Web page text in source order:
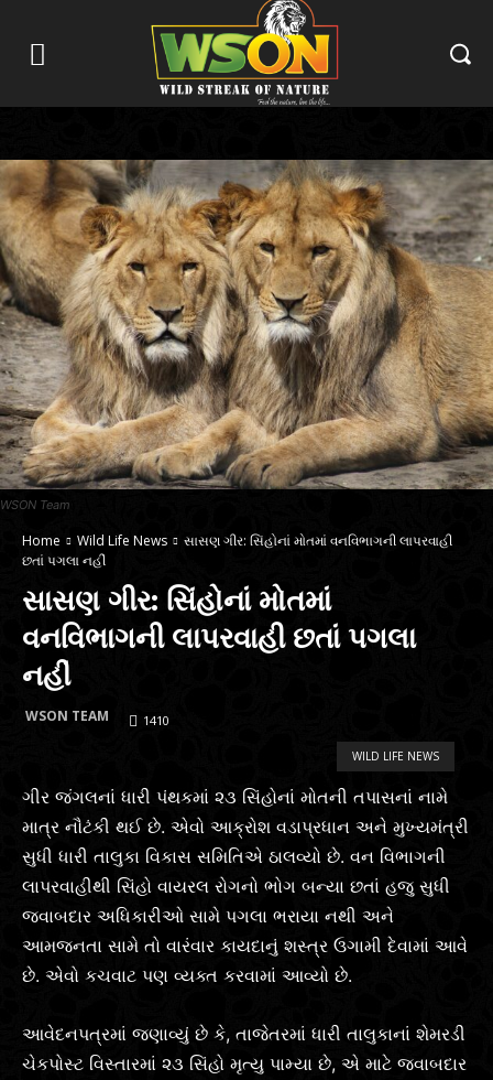
WSON Team
Home Wild Life News
સાસણ ગીર: સિંહોનાં મોતમાં વનવિભાગની લાપરવાહી
છતાં પગલા નહીં
સાસણ ગીર: સિંહોનાં મોતમાં
વનવિભાગની લાપરવાહી છતાં પગલા
નહીં
WSON TEAM 1410
WILD LIFE NEWS
ગીર જંગલનાં ધારી પંથકમાં ૨૩ સિંહોનાં મોતની તપાસનાં નામે
માત્ર નૌટંકી થઈ છે. એવો આક્રોશ વડાપ્રધાન અને મુખ્યમંત્રી
સુધી ધારી તાલુકા વિકાસ સમિતિએ ઠાલવ્યો છે. વન વિભાગની
લાપરવાહીથી સિંહો વાયરલ રોગનો ભોગ બન્યા છતાં હજુ સુધી
જવાબદાર અધિકારીઓ સામે પગલા ભરાયા નથી અને
આમજનતા સામે તો વારંવાર કાયદાનું શસ્ત્ર ઉગામી દેવામાં આવે
છે. એવો કચવાટ પણ વ્યક્ત કરવામાં આવ્યો છે.
આવેદનપત્રમાં જણાવ્યું છે કે, તાજેતરમાં ધારી તાલુકાનાં શેમરડી
ચેકપોસ્ટ વિસ્તારમાં ૨૩ સિંહો મૃત્યુ પામ્યા છે, એ માટે જવાબદાર